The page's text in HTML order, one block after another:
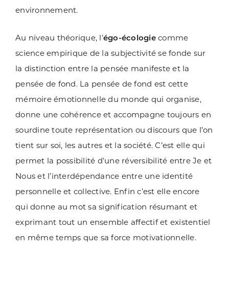
environnement.
Au niveau théorique, l’égo-écologiecomme
science empirique de la subjectivité se fonde sur
la distinction entre la pensée manifeste et la
pensée de fond. La pensée de fond est cette
mémoire émotionnelle du monde qui organise,
donne une cohérence et accompagne toujours en
sourdine toute représentation ou discours que l’on
tient sur soi, les autres et la société. C’est elle qui
permet la possibilité d’une réversibilité entre Je et
Nous et l’interdépendance entre une identité
personnelle et collective. Enfin c’est elle encore
qui donne au mot sa signification résumant et
exprimant tout un ensemble affectif et existentiel
en même temps que sa force motivationnelle.